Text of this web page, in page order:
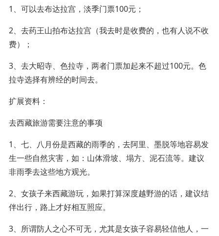
1、可以去布达拉宫，淡季门票100元；
2、去药王山拍布达拉宫（我去时是收费的，也有人说不收
费）；
3、去大昭寺、色拉寺，两者门票加起来不超过100元。色
拉寺选择有辨经的时间去。
扩展资料：
去西藏旅游需要注意的事项
1、七、八月份是西藏的雨季的，去阿里、墨脱等地容易发
生一些自然灾害，如：山体滑坡、塌方、泥石流等。建议
非雨季去这些地方观光。
2、女孩子来西藏游玩，如果打算深度越野游的话，建议结
伴出行，路上才好相互照应。
3、所谓防人之心不可无，尤其是女孩子容易轻信他人，一